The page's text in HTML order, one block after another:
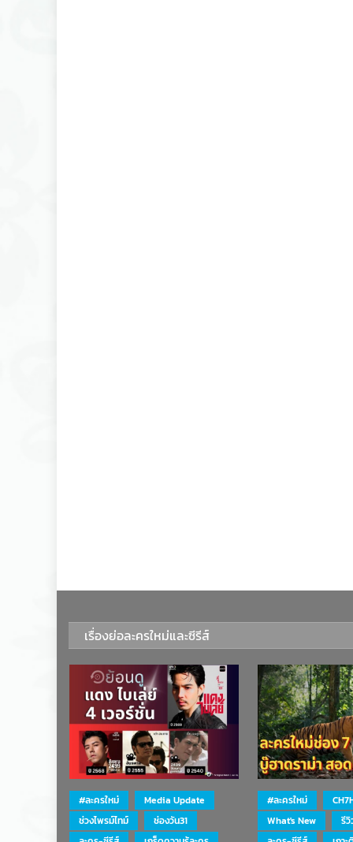
เรื่องย่อละครใหม่และซีรีส์
#ละครใหม่
Media Update
ช่วงไพรม์ไทม์
ช่องวัน31
#ละครใหม่
What's New
รี